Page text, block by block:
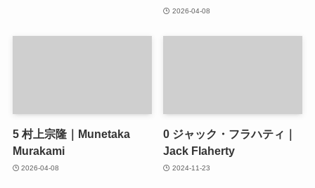
2026-04-08
5村上宗隆｜Munetaka
Murakami
2026-04-08
0 ジャック・フラハティ｜
Jack Flaherty
2024-11-23